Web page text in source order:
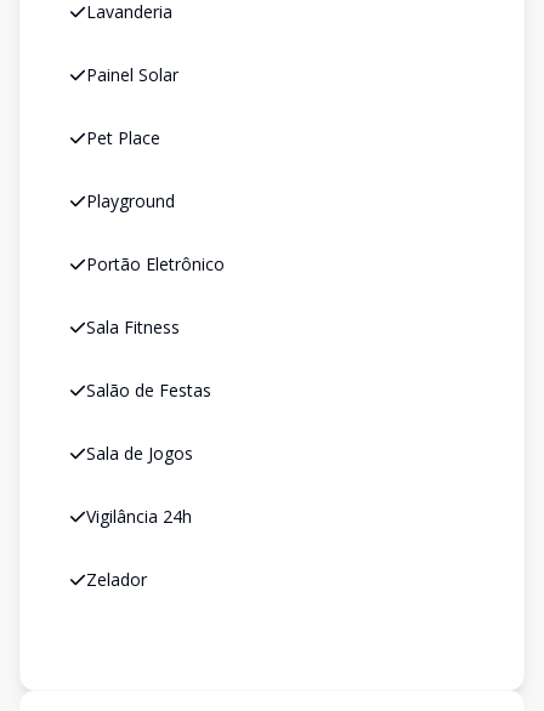
Lavanderia
Painel Solar
Pet Place
Playground
Portão Eletrônico
Sala Fitness
Salão de Festas
Sala de Jogos
Vigilância 24h
Zelador